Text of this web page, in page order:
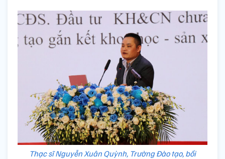
Thạc sĩ Nguyễn Xuân Quỳnh, Trường Đào tạo, bồi